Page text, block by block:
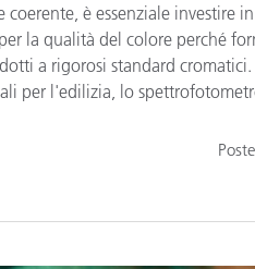
coerente, è essenziale investire
la qualità del colore perché
a rigorosi standard
per l'edilizia, lo